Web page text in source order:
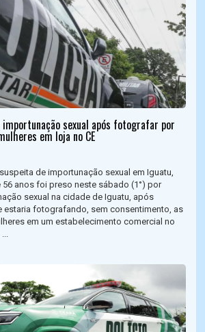
sexual após fotografar por
em loja no CE
de importunação sexual em Iguatu,
56 anos foi preso neste sábado (1°) por
sexual na cidade de Iguatu, após
estaria fotografando, sem consentimento, as
em um estabelecimento comercial no